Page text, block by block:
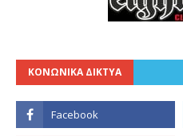
ΚΟΝΩΝΙΚΑ ΔΙΚΤΥΑ